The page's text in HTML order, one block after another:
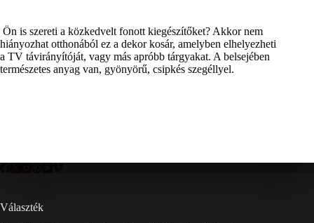
Ön is szereti a közkedvelt fonott kiegészítőket? Akkor nem
hiányozhat otthonából ez a dekor kosár, amelyben elhelyezheti
a TV távirányítóját, vagy más apróbb tárgyakat. A belsejében
természetes anyag van, gyönyörű, csipkés szegéllyel.
Választék